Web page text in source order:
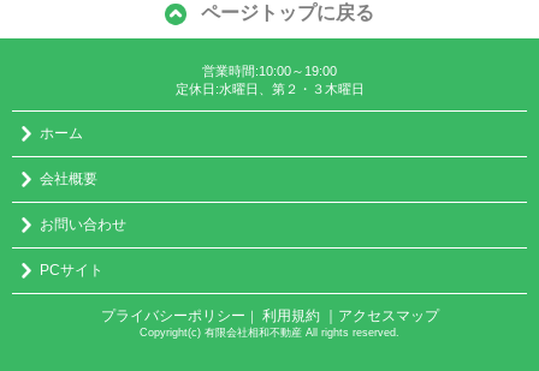
ページトップに戻る
営業時間:10:00～19:00
定休日:水曜日、第２・３木曜日
ホーム
会社概要
お問い合わせ
PCサイト
プライバシーポリシー ｜ 利用規約 ｜アクセスマップ
Copyright(c) 有限会社相和不動産 All rights reserved.